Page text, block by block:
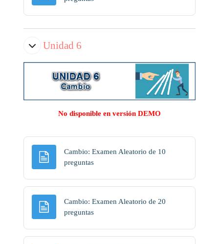
Unidad 6
No disponible en versión DEMO
Cambio: Examen Aleatorio de 10
preguntasPágina
Cambio: Examen Aleatorio de 20
preguntasPágina